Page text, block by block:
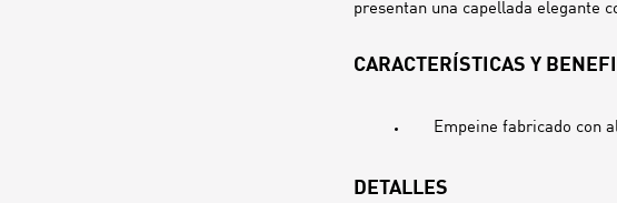
presentan una capellada elegante
CARACTERÍSTICAS Y
Empeine fabricado con
DETALLES